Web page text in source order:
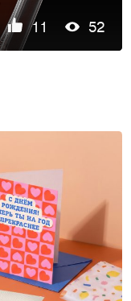
11 52